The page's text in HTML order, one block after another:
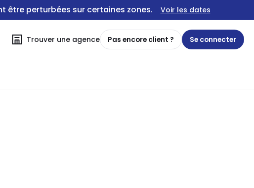
être perturbées sur certaines zones. Voir les dates
Trouver une agence Pas encore client ? Se connecter